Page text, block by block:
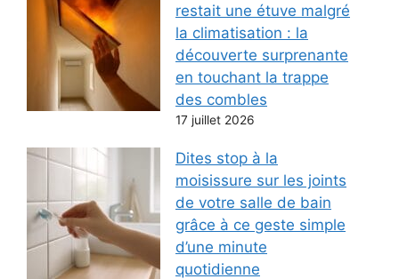
restait une étuve malgré
la climatisation : la
découverte surprenante
en touchant la trappe
des combles
17 juillet 2026
Dites stop à la
moisissure sur les joints
de votre salle de bain
grâce à ce geste simple
d’une minute
quotidienne